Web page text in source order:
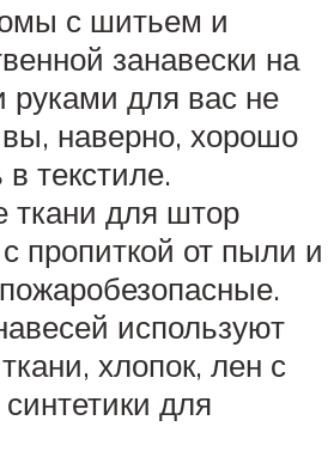
с шитьем и
занавески на
руками для вас не
наверно, хорошо
текстиле.
для штор
пропиткой от пыли и
используют
хлопок, лен с
для